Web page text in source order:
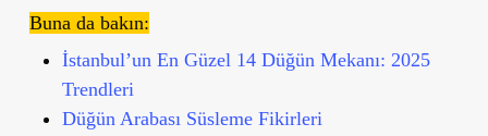
Buna da bakın:
İstanbul’un En Güzel 14 Düğün Mekanı: 2025
Trendleri
Düğün Arabası Süsleme Fikirleri